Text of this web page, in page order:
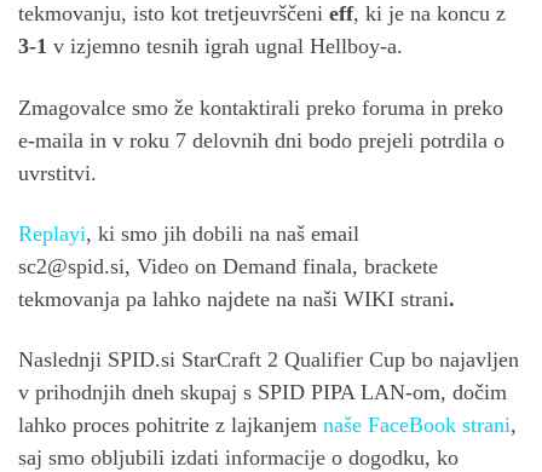
tekmovanju, isto kot tretjeuvrščeni eff, ki je na koncu z
3-1 v izjemno tesnih igrah ugnal Hellboy-a.
Zmagovalce smo že kontaktirali preko foruma in preko
e-maila in v roku 7 delovnih dni bodo prejeli potrdila o
uvrstitvi.
Replayi, ki smo jih dobili na naš email
sc2@spid.si, Video on Demand finala, brackete
tekmovanja pa lahko najdete na naši WIKI strani.
Naslednji SPID.si StarCraft 2 Qualifier Cup bo najavljen
v prihodnjih dneh skupaj s SPID PIPA LAN-om, dočim
lahko proces pohitrite z lajkanjem naše FaceBook strani,
saj smo obljubili izdati informacije o dogodku, ko